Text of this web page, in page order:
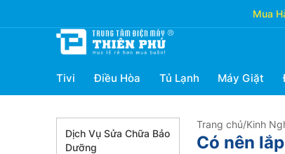
Mua
Tivi Điều Hòa Tủ Lạnh Máy Giặt
Dịch Vụ Sửa Chữa Bảo
Dưỡng
Trang chủ/Kinh
Có nên